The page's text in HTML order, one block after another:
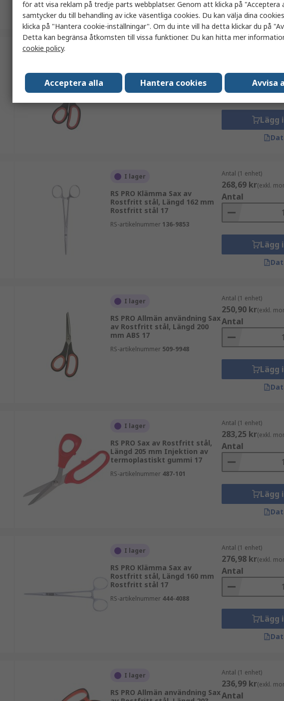
av Rostfritt stål, Längd 150
mm ABS 17
Antal
Lägg
I lager
RS PRO Klämma Sax av
Rostfritt stål, Längd 162 mm
Rostfritt stål 17
RS-artikelnummer 136-9853
Antal (1 enhet)
268,69 kr(exkl.
Antal
Lägg
I lager
RS PRO Allmän användning Sax
av Rostfritt stål, Längd 200
mm ABS 17
RS-artikelnummer 509-9948
Antal (1 enhet)
250,90 kr(exkl.
Antal
Lägg
I lager
RS PRO Sax av Rostfritt stål,
Längd 205 mm Injektion av
termoplastiskt gummi 17
RS-artikelnummer 487-101
Antal (1 enhet)
283,25 kr(exkl.
Antal
Lägg
I lager
RS PRO Klämma Sax av
Rostfritt stål, Längd 160 mm
Rostfritt stål 17
RS-artikelnummer 444-4088
Antal (1 enhet)
276,98 kr(exkl.
Antal
Lägg
I lager
RS PRO Allmän användning Sax
Antal (1 enhet)
236,99 kr(exkl.
Antal
för att visa reklam på tredje parts webbplatser. Genom att klicka på "Acceptera
samtycker du till behandling av icke väsentliga cookies. Du kan välja dina
klicka på "Hantera cookie-inställningar". Om du inte vill ha detta klickar du på
Detta kan begränsa åtkomsten till vissa funktioner. Du kan hitta mer
cookie policy.
Acceptera alla Hantera cookies Avvisa